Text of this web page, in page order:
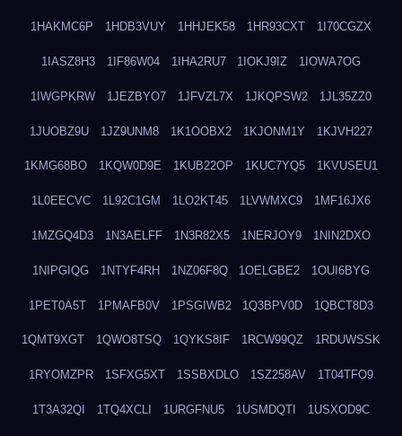
1HAKMC6P 1HDB3VUY 1HHJEK58 1HR93CXT 1I70CGZX
1IASZ8H3 1IF86W04 1IHA2RU7 1IOKJ9IZ 1IOWA7OG
1IWGPKRW 1JEZBYO7 1JFVZL7X 1JKQPSW2 1JL35ZZ0
1JUOBZ9U 1JZ9UNM8 1K1OOBX2 1KJONM1Y 1KJVH227
1KMG68BO 1KQW0D9E 1KUB22OP 1KUC7YQ5 1KVUSEU1
1L0EECVC 1L92C1GM 1LO2KT45 1LVWMXC9 1MF16JX6
1MZGQ4D3 1N3AELFF 1N3R82X5 1NERJOY9 1NIN2DXO
1NIPGIQG 1NTYF4RH 1NZ06F8Q 1OELGBE2 1OUI6BYG
1PET0A5T 1PMAFB0V 1PSGIWB2 1Q3BPV0D 1QBCT8D3
1QMT9XGT 1QWO8TSQ 1QYKS8IF 1RCW99QZ 1RDUWSSK
1RYOMZPR 1SFXG5XT 1SSBXDLO 1SZ258AV 1T04TFO9
1T3A32QI 1TQ4XCLI 1URGFNU5 1USMDQTI 1USXOD9C